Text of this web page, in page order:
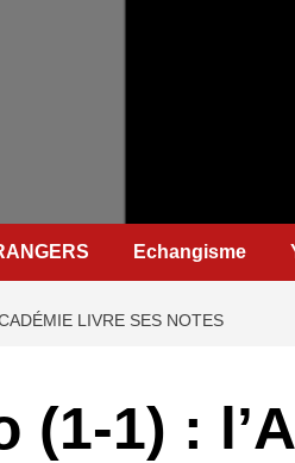
Echangisme
LIVRE SES NOTES
(1-1) :